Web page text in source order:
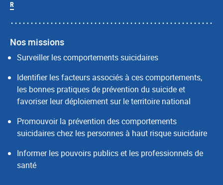
R
Nos missions
Surveiller les comportements suicidaires
Identifier les facteurs associés à ces comportements,
les bonnes pratiques de prévention du suicide et
favoriser leur déploiement sur le territoire national
Promouvoir la prévention des comportements
suicidaires chez les personnes à haut risque suicidaire
Informer les pouvoirs publics et les professionnels de
santé